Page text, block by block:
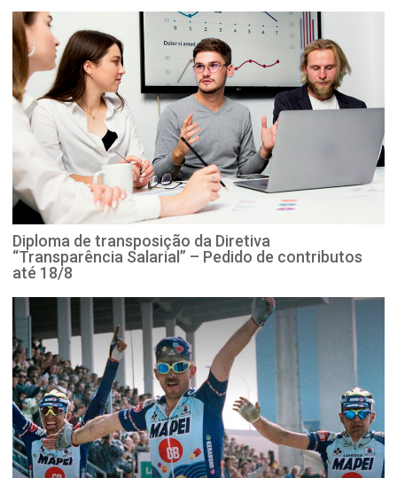
Diploma de transposição da Diretiva
“Transparência Salarial” – Pedido de contributos
até 18/8